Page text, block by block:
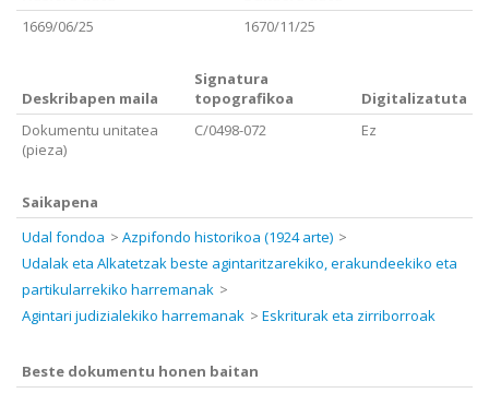
1669/06/25
1670/11/25
Deskribapen maila
Signatura
topografikoa
Digitalizatuta
Dokumentu unitatea
(pieza)
C/0498-072 Ez
Saikapena
Udal fondoa
Azpifondo historikoa (1924 arte)
Udalak eta Alkatetzak beste agintaritzarekiko, erakundeekiko eta
partikularrekiko harremanak
Agintari judizialekiko harremanak
Eskriturak eta zirriborroak
Beste dokumentu honen baitan